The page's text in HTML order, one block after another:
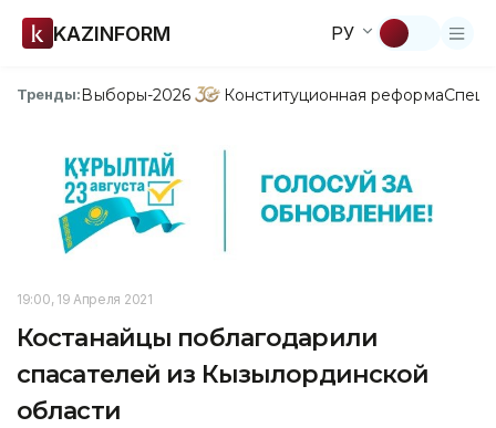
KAZINFORM РУ
Тренды:Выборы-2026 Конституционная реформа
19:00, 19 Апреля 2021
Костанайцы поблагодарили
спасателей из Кызылординской
области